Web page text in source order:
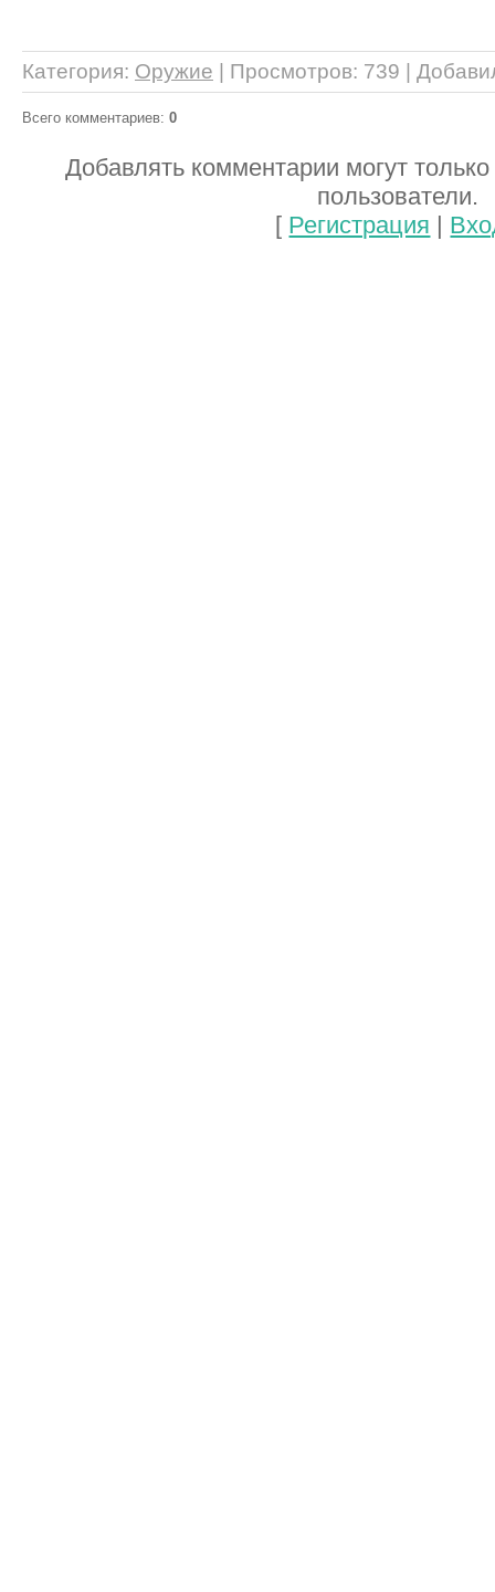
Категория: Оружие Просмотров: 739 |
Всего комментариев: 0
Добавлять комментарии могут
пользователи.
[ Регистрация |